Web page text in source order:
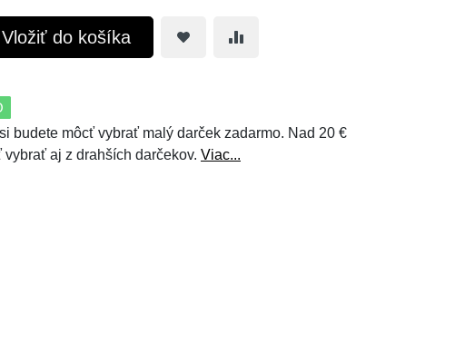
Vložiť do košíka
budete môcť vybrať malý darček zadarmo. Nad 20 €
aj z drahších darčekov. Viac...